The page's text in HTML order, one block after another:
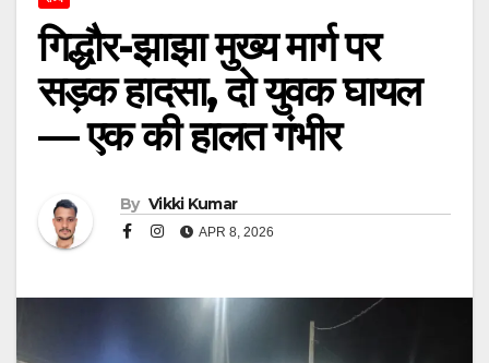
गिद्धौर-झाझा मुख्य मार्ग पर
सड़क हादसा, दो युवक घायल
— एक की हालत गंभीर
By Vikki Kumar
APR 8, 2026